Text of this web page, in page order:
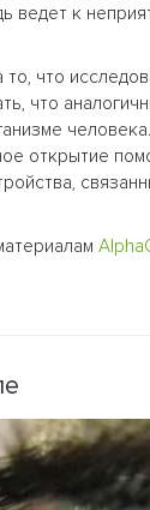
ведет к
что
что
открытие